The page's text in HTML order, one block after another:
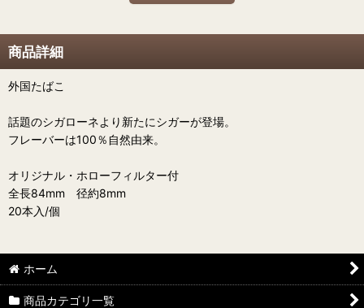
商品詳細
外国たばこ
話題のシガローネより新たにシガーが登場。
フレーバーは100％自然由来。
オリジナル・ホローフィルター付
全長84mm 径約8mm
20本入/個
ホーム
商品カテゴリ一覧